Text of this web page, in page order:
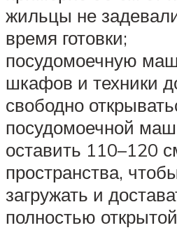
жильцы не
время готовки;
посудомоечную
шкафов и техники
свободно
посудомоечной
оставить 110–120
пространства,
загружать и
полностью